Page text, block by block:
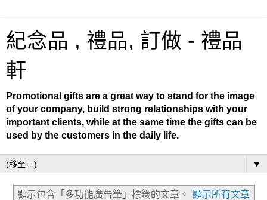
紀念品 , 禮品, 訂做 - 禮品
軒
Promotional gifts are a great way to stand for the image
of your company, build strong relationships with your
important clients, while at the same time the gifts can be
used by the customers in the daily life.
▼
顯示包含「多功能廣告筆」 標籤的文章。 顯示所有文章